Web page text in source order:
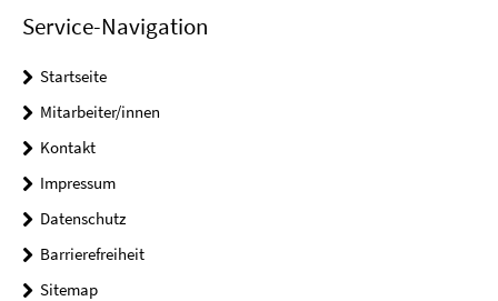
Service-Navigation
Startseite
Mitarbeiter/innen
Kontakt
Impressum
Datenschutz
Barrierefreiheit
Sitemap